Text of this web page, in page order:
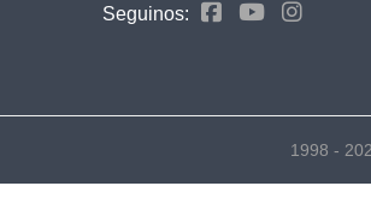
Seguinos:
1998 -